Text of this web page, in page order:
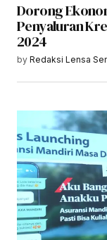
Dorong
Penyaluran
2024
by Redaksi Lensa